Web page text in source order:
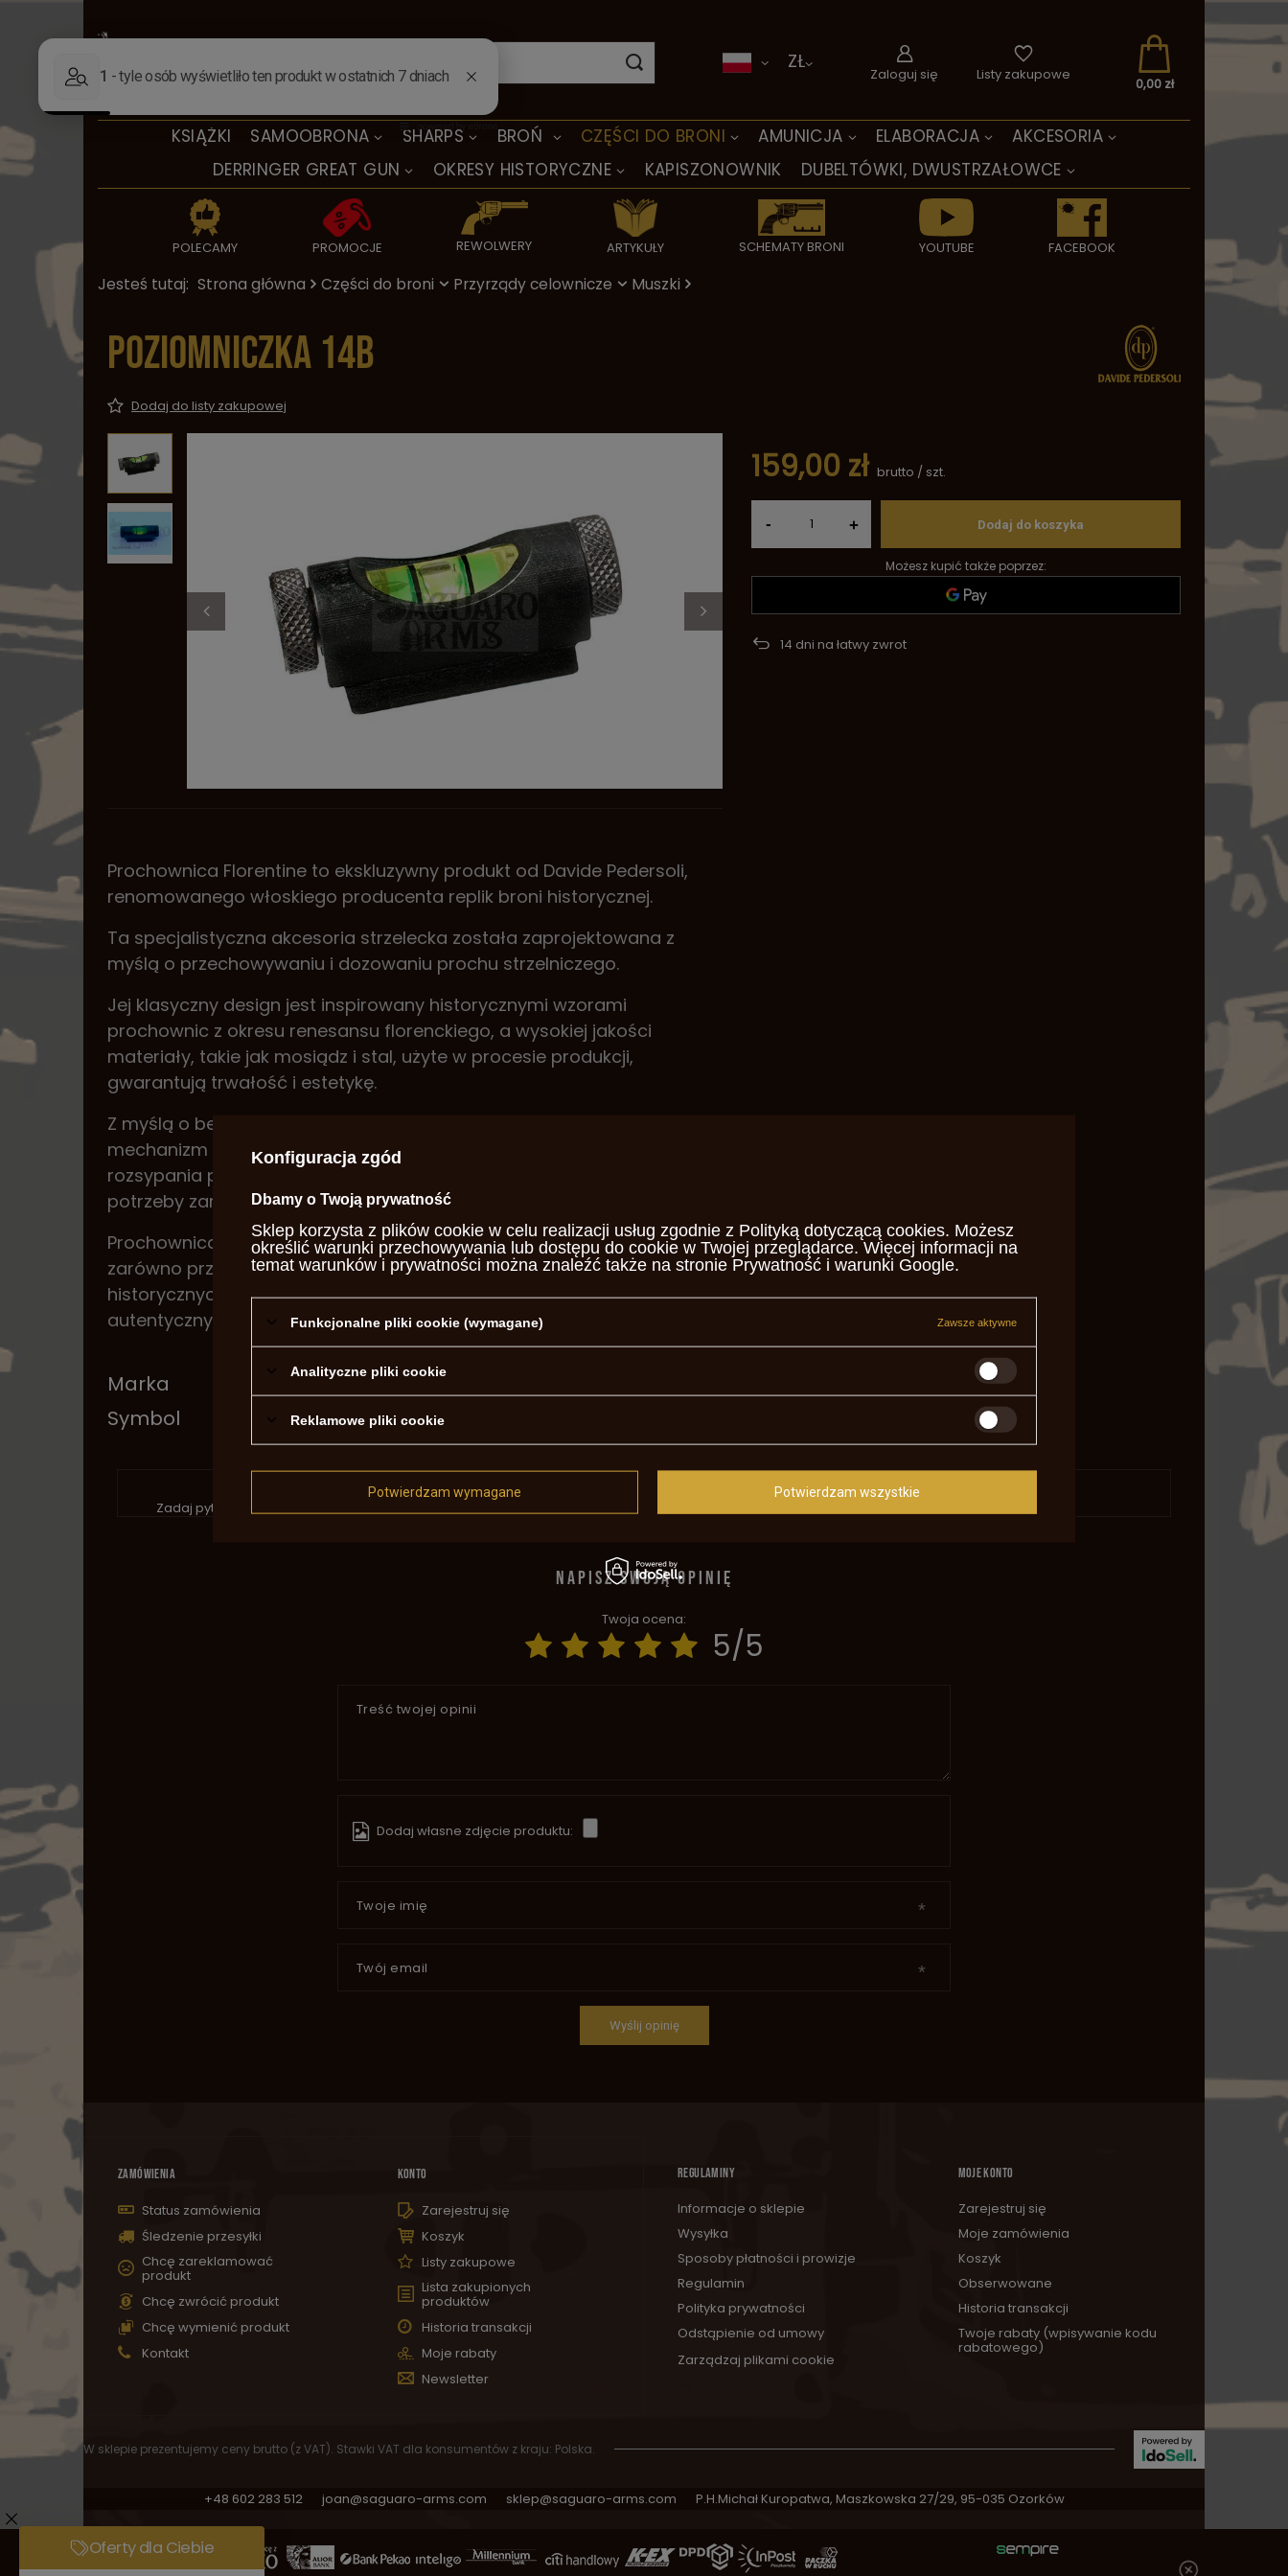
KSIĄŻKI SAMOOBRONA SHARPS BROŃ CZĘŚCI DO BRONI AMUNICJA ELABORACJA
AKCESORIA
DERRINGER GREAT GUN
OKRESY HISTORYCZNE KAPISZONOWNIK DUBELTÓWKI, DWUSTRZAŁOWCE
POLECAMY PROMOCJE REWOLWERY ARTYKUŁY SCHEMATY BRONI YOUTUBE FACEBOOK
ZŁ
Zaloguj się Listy zakupowe
0,00 zł
Jesteś tutaj: Strona główna Części do broni Przyrządy celownicze Muszki
Poziomniczka 14B
Dodaj do listy zakupowej
159,00 zł brutto / szt.
- + Dodaj do koszyka
Możesz kupić także poprzez:
14 dni na łatwy zwrot
Prochownica Florentine to ekskluzywny produkt od Davide Pedersoli,
renomowanego włoskiego producenta replik broni historycznej.
Ta specjalistyczna akcesoria strzelecka została zaprojektowana z
myślą o przechowywaniu i dozowaniu prochu strzelniczego.
Jej klasyczny design jest inspirowany historycznymi wzorami
prochownic z okresu renesansu florenckiego, a wysokiej jakości
materiały, takie jak mosiądz i stal, użyte w procesie produkcji,
gwarantują trwałość i estetykę.
Z myślą o bezpieczeństwie, prochownica Florentine wyposażona jest w
mechanizm dozowania minimalizujący ryzyko przypadkowego
rozsypania prochu. Jej optymalnie wymierzone pojemności spełniają
potrzeby zarówno rekonstruktorów, jak i entuzjastów broni palnej.
Prochownica Florentine to produkt wielofunkcyjny - może być używana
zarówno przez strzelców sportowych, jak i uczestników rekonstrukcji
historycznych. Jest to idealny dodatek dla osób poszukujących
autentycznych akcesoriów z epoki.
Marka
Davide Pedersoli
Symbol
USA 402 SA1244
Potrzebujesz pomocy? Masz pytania?
Zadaj pytanie a my odpowiemy niezwłocznie, najciekawsze pytania i odpowiedzi publikując dla innych.
Zadaj pytanie
NAPISZ SWOJĄ OPINIĘ
Twoja ocena:
5/5
Treść twojej opinii
Dodaj własne zdjęcie produktu:
Twoje imię
Twój email
Wyślij opinię
ZAMÓWIENIA
Status zamówienia
Śledzenie przesyłki
Chcę zareklamować
produkt
Chcę zwrócić produkt
Chcę wymienić produkt
Kontakt
KONTO
Zarejestruj się
Koszyk
Listy zakupowe
Lista zakupionych
produktów
Historia transakcji
Moje rabaty
Newsletter
REGULAMINY
Informacje o sklepie
Wysyłka
Sposoby płatności i prowizje
Regulamin
Polityka prywatności
Odstąpienie od umowy
Zarządzaj plikami cookie
MOJE KONTO
Zarejestruj się
Moje zamówienia
Koszyk
Obserwowane
Historia transakcji
Twoje rabaty (wpisywanie kodu
rabatowego)
W sklepie prezentujemy ceny brutto (z VAT). Stawki VAT dla konsumentów z kraju: Polska.
+48 602 283 512 joan@saguaro-arms.com sklep@saguaro-arms.com P.H.Michał Kuropatwa, Maszkowska 27/29, 95-035 Ozorków
Konfiguracja zgód
Dbamy o Twoją prywatność
Sklep korzysta z plików cookie w celu realizacji usług zgodnie z Polityką dotyczącą cookies. Możesz
określić warunki przechowywania lub dostępu do cookie w Twojej przeglądarce. Więcej informacji na
temat warunków i prywatności można znaleźć także na stronie Prywatność i warunki Google.
Funkcjonalne pliki cookie (wymagane) Zawsze aktywne
Analityczne pliki cookie
Reklamowe pliki cookie
Potwierdzam wymagane Potwierdzam wszystkie